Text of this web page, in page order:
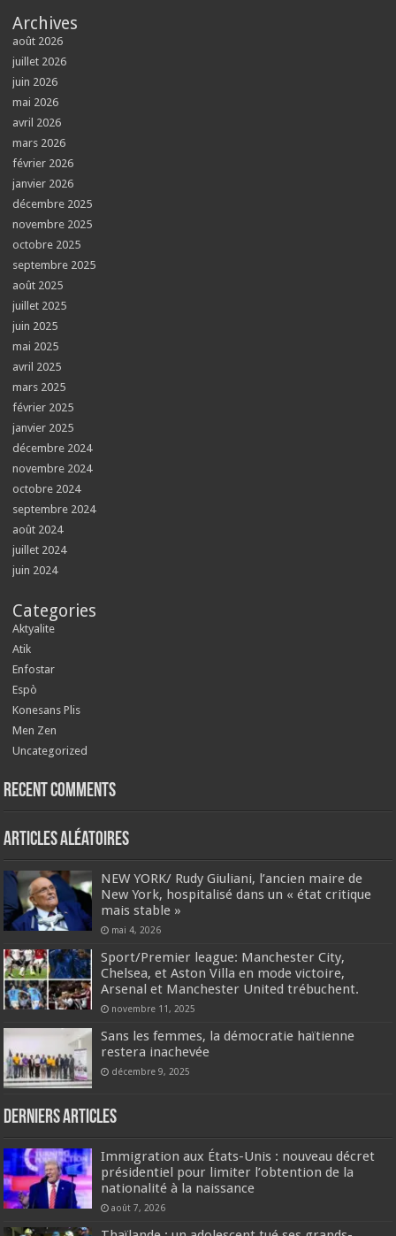
Archives
août 2026
juillet 2026
juin 2026
mai 2026
avril 2026
mars 2026
février 2026
janvier 2026
décembre 2025
novembre 2025
octobre 2025
septembre 2025
août 2025
juillet 2025
juin 2025
mai 2025
avril 2025
mars 2025
février 2025
janvier 2025
décembre 2024
novembre 2024
octobre 2024
septembre 2024
août 2024
juillet 2024
juin 2024
Categories
Aktyalite
Atik
Enfostar
Espò
Konesans Plis
Men Zen
Uncategorized
Recent Comments
Articles aléatoires
NEW YORK/ Rudy Giuliani, l’ancien maire de
New York, hospitalisé dans un « état critique
mais stable »
mai 4, 2026
Sport/Premier league: Manchester City,
Chelsea, et Aston Villa en mode victoire,
Arsenal et Manchester United trébuchent.
novembre 11, 2025
Sans les femmes, la démocratie haïtienne
restera inachevée
décembre 9, 2025
Derniers articles
Immigration aux États-Unis : nouveau décret
présidentiel pour limiter l’obtention de la
nationalité à la naissance
août 7, 2026